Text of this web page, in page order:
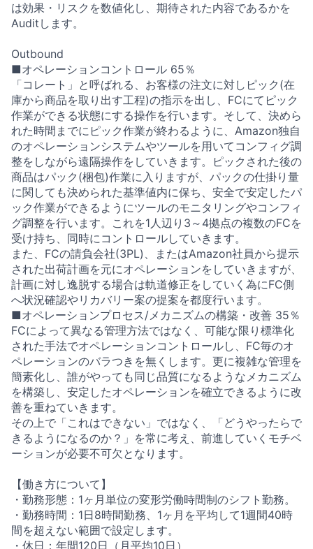
は効果・リスクを数値化し、期待された内容であるかを
Auditします。
Outbound
■オペレーションコントロール 65％
「コレート」と呼ばれる、お客様の注文に対しピック(在
庫から商品を取り出す工程)の指示を出し、FCにてピック
作業ができる状態にする操作を行います。そして、決めら
れた時間までにピック作業が終わるように、Amazon独自
のオペレーションシステムやツールを用いてコンフィグ調
整をしながら遠隔操作をしていきます。ピックされた後の
商品はパック(梱包)作業に入りますが、パックの仕掛り量
に関しても決められた基準値内に保ち、安全で安定したパ
ック作業ができるようにツールのモニタリングやコンフィ
グ調整を行います。これを1人辺り3～4拠点の複数のFCを
受け持ち、同時にコントロールしていきます。
また、FCの請負会社(3PL)、またはAmazon社員から提示
された出荷計画を元にオペレーションをしていきますが、
計画に対し逸脱する場合は軌道修正をしていく為にFC側
へ状況確認やリカバリー案の提案を都度行います。
■オペレーションプロセス/メカニズムの構築・改善 35％
FCによって異なる管理方法ではなく、可能な限り標準化
された手法でオペレーションコントロールし、FC毎のオ
ペレーションのバラつきを無くします。更に複雑な管理を
簡素化し、誰がやっても同じ品質になるようなメカニズム
を構築し、安定したオペレーションを確立できるように改
善を重ねていきます。
その上で「これはできない」ではなく、「どうやったらで
きるようになるのか？」を常に考え、前進していくモチベ
ーションが必要不可欠となります。
【働き方について】
・勤務形態：1ヶ月単位の変形労働時間制のシフト勤務。
・勤務時間：1日8時間勤務、1ヶ月を平均して1週間40時
間を超えない範囲で設定します。
・休日：年間120日（月平均10日）